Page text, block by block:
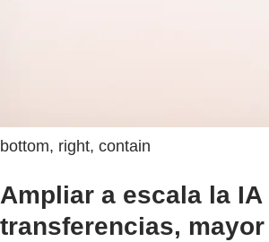
bottom, right, contain
Ampliar a escala la
transferencias,